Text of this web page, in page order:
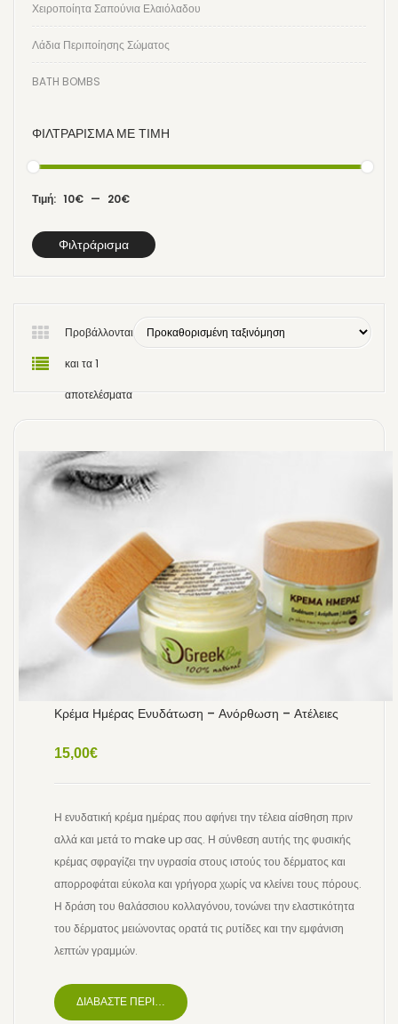
Χειροποίητα Σαπούνια Ελαιόλαδου
Λάδια Περιποίησης Σώματος
BATH BOMBS
ΦΙΛΤΡΆΡΙΣΜΑ ΜΕ ΤΙΜΉ
Φιλτράρισμα
Τιμή: 10€ — 20€
Προβάλλονται
και τα 1
αποτελέσματα
Κρέμα Ημέρας Ενυδάτωση – Ανόρθωση – Ατέλειες
15,00€
Η ενυδατική κρέμα ημέρας που αφήνει την τέλεια αίσθηση πριν
αλλά και μετά το make up σας. Η σύνθεση αυτής της φυσικής
κρέμας σφραγίζει την υγρασία στους ιστούς του δέρματος και
απορροφάται εύκολα και γρήγορα χωρίς να κλείνει τους πόρους.
Η δράση του θαλάσσιου κολλαγόνου, τονώνει την ελαστικότητα
του δέρματος μειώνοντας ορατά τις ρυτίδες και την εμφάνιση
λεπτών γραμμών.
ΔΙΑΒΆΣΤΕ ΠΕΡΙΣΣΌΤΕΡΑ